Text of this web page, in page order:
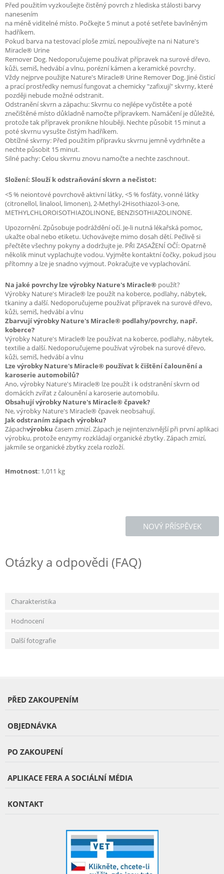
Před použitím vyzkoušejte čistěný povrch z hlediska stálosti barvy
nanesením
na méně viditelné místo. Počkejte 5 minut a poté setřete bavlněným
hadříkem.
Pokud barva na testovací ploše zmizí, nepoužívejte na ni Nature's
Miracle® Urine
Remover Dog. Nedoporučujeme používat přípravek na surové dřevo,
kůži, semiš, hedvábí a vlnu, porézní kámen a keramické povrchy.
Vždy nejprve použijte Nature's Miracle® Urine Remover Dog. Jiné čisticí
a prací prostředky nemusí fungovat a chemicky "zafixují" skvrny, které
později nebude možné odstranit.
Odstranění skvrn a zápachu: Skvrnu co nejlépe vyčistěte a poté
znečištěné místo důkladně namočte přípravkem. Namáčení je důležité,
protože tak přípravek pronikne hlouběji. Nechte působit 15 minut a
poté skvrnu vysušte čistým hadříkem.
Obtížné skvrny: Před použitím přípravku skvrnu jemně vydrhněte a
nechte působit 15 minut.
Silné pachy: Celou skvrnu znovu namočte a nechte zaschnout.
Složení: Slouží k odstraňování skvrn a nečistot:
<5 % neiontové povrchově aktivní látky, <5 % fosfáty, vonné látky
(citronellol, linalool, limonen), 2-Methyl-2Hisothiazol-3-one,
METHYLCHLOROISOTHIAZOLINONE, BENZISOTHIAZOLINONE.
Upozornění. Způsobuje podráždění očí. Je-li nutná lékařská pomoc,
ukažte obal nebo etiketu. Uchovávejte mimo dosah dětí. Pečlivě si
přečtěte všechny pokyny a dodržujte je. PŘI ZASAŽENÍ OČÍ: Opatrně
několik minut vyplachujte vodou. Vyjměte kontaktní čočky, pokud jsou
přítomny a lze je snadno vyjmout. Pokračujte ve vyplachování.
Na jaké povrchy lze výrobky Nature's Miracle® použít?
Výrobky Nature's Miracle® lze použít na koberce, podlahy, nábytek,
tkaniny a další. Nedoporučujeme používat přípravek na surové dřevo,
kůži, semiš, hedvábí a vlnu
Zbarvují výrobky Nature's Miracle® podlahy/povrchy, např.
koberce?
Výrobky Nature's Miracle® lze používat na koberce, podlahy, nábytek,
textilie a další. Nedoporučujeme používat výrobek na surové dřevo,
kůži, semiš, hedvábí a vlnu
Lze výrobky Nature's Miracle® používat k čištění čalounění a
karoserie automobilů?
Ano, výrobky Nature's Miracle® lze použít i k odstranění skvrn od
domácích zvířat z čalounění a karoserie automobilu.
Obsahují výrobky Nature's Miracle® čpavek?
Ne, výrobky Nature's Miracle® čpavek neobsahují.
Jak odstraním zápach výrobku?
Zápachvýrobku časem zmizí. Zápach je nejintenzivnější při první aplikaci
výrobku, protože enzymy rozkládají organické zbytky. Zápach zmizí,
jakmile se organické zbytky zcela rozloží.
Hmotnost: 1,011 kg
NOVÝ PŘÍSPĚVEK
Otázky a odpovědi (FAQ)
Charakteristika
Hodnocení
Další fotografie
PŘED ZAKOUPENÍM
OBJEDNÁVKA
PO ZAKOUPENÍ
APLIKACE FERA A SOCIÁLNÍ MÉDIA
KONTAKT